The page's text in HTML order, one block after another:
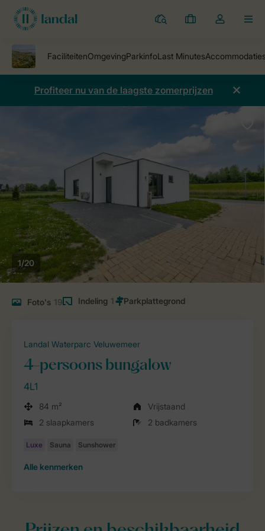
Parken
Mijn
Open
mijn
account
Profiteer nu van de laagste zomerprijzen
1/20
Foto's 19 Indeling 1
Landal Waterparc Veluwemeer
4-persoons bungalow
4L1
84 m²
Vrijstaand
2 slaapkamers
2 badkamers
Alle kenmerken